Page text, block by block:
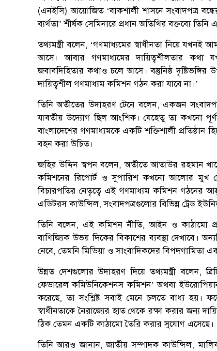
(এনইসি) আয়োজিত ‘বাকশালী শাসনে সংবাদপত্র
ব্যর্থতা’ শীর্ষক সেমিনারে প্রধান অতিথির বক্তব্যে
তথ্যমন্ত্রী বলেন, ‘গণমাধ্যমের স্বাধীনতা নিয়ে
আসে। আবার গণমাধ্যমের দায়িত্বশীলতার কথা
জবাবদিহিতার কথাও চলে আসে। বস্তুনিষ্ঠ
দায়িত্বশীল গণমাধ্যম কমিশন গঠন করা যাবে না।’
তিনি অতীতের উদাহরণ টেনে বলেন, একজন
যাবতীয় উদ্যোগ ছিল আংশিক। যেহেতু তা কখনো
বাংলাদেশের গণমাধ্যমকে একটি শক্তিশালী
বহন করা উচিত।
জহির উদ্দিন স্বপন বলেন, অতীতে আতাউর রহমান
কমিশনের রিপোর্ট ও সুপারিশ কখনো আলোর মুখ
বিচারপতির নেতৃত্বে এই গণমাধ্যম কমিশন গঠনের
এডিটরস কাউন্সিল, সংবাদপত্রগুলোর বিভিন্ন ট্রেড
তিনি বলেন, এই কমিশন নীতি, আইন ও কাঠামো
বাণিজ্যিক উভয় দিকের বিকাশের ব্যবস্থা দেখাবে।
নেবে, তেমনি মিডিয়া ও সাংবাদিকদের বিপদগামিতা
উন্নত দেশগুলোর উদাহরণ দিয়ে তথ্যমন্ত্রী বলেন,
ফেডারেল কমিউনিকেশনস কমিশন’ অথবা
করেছে, তা সংশ্লিষ্ট সবাই মেনে চলতে বাধ্য হয়।
স্বাধীনতাকে নৈরাজ্যের হাত থেকে রক্ষা করার জন্য
ঠিক তেমন একটি কাঠামো তৈরি করার সুযোগ এসেছে।
তিনি আরও জানান, জাতীয় সম্পাদক কাউন্সিল,